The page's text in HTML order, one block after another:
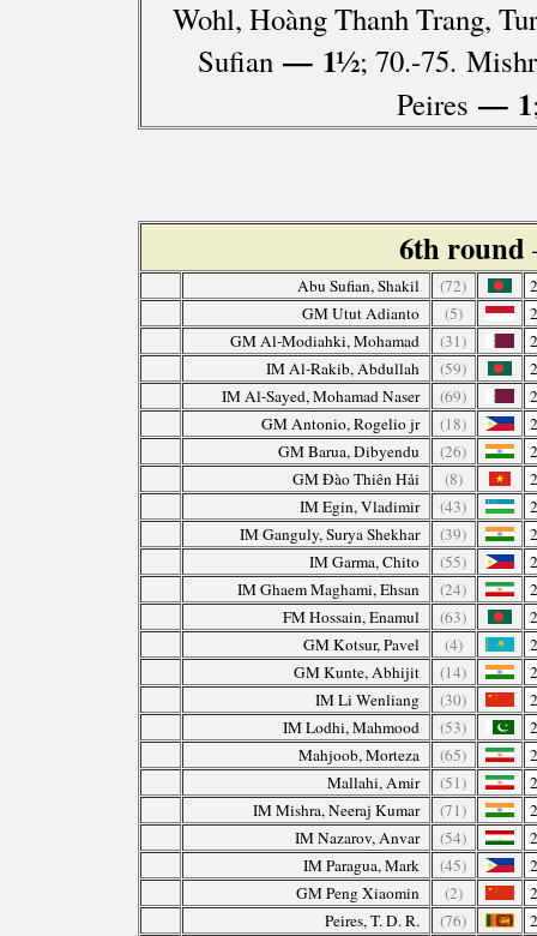
Wohl, Hoàng Thanh Trang,
Sufian— 1½; 70.-75.
Peires — 1
6th round
Abu Sufian, Shakil (72)
GM Utut Adianto
(5)
GM Al-Modiahki, Mohamad
(31)
IM Al-Rakib, Abdullah
(59)
IM Al-Sayed, Mohamad Naser
(69)
GM Antonio, Rogelio jr
(18)
GM Barua, Dibyendu
(26)
GM Đào Thiên Hải
(8)
IM Egin, Vladimir
(43)
IM Ganguly, Surya Shekhar
(39)
IM Garma, Chito
(55)
IM Ghaem Maghami, Ehsan
(24)
FM Hossain, Enamul
(63)
GM Kotsur, Pavel
(4)
GM Kunte, Abhijit
(14)
IM Li Wenliang
(30)
IM Lodhi, Mahmood
(53)
Mahjoob, Morteza
(65)
Mallahi, Amir
(51)
IM Mishra, Neeraj Kumar
(71)
IM Nazarov, Anvar
(54)
IM Paragua, Mark
(45)
GM Peng Xiaomin
(2)
Peires, T. D. R.
(76)